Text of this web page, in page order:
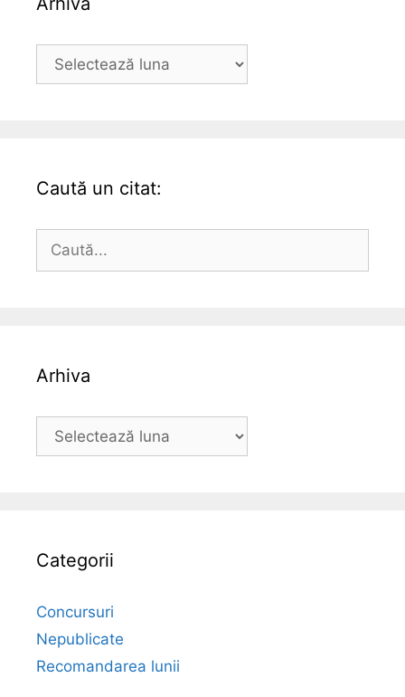
Arhiva
Caută un citat:
după:
Arhiva
Arhiva
Categorii
Concursuri
Nepublicate
Recomandarea lunii